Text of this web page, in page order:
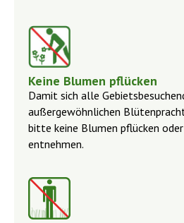
Keine Blumen pflücken
Damit sich alle
außergewöhnlichen
bitte keine Blumen pflücken
entnehmen.